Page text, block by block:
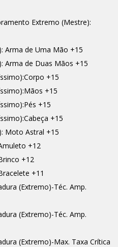
Extremo (Mestre):
Arma de Uma Mão +15
Arma de Duas Mãos +15
+15
+15
+15
+15
Moto Astral +15
+12
+12
+11
(Extremo)-Téc. Amp.
(Extremo)-Téc. Amp.
(Extremo)-Max. Taxa Crítica